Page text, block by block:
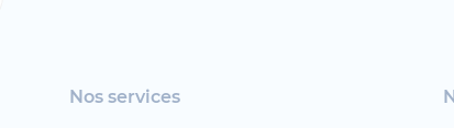
Nos services